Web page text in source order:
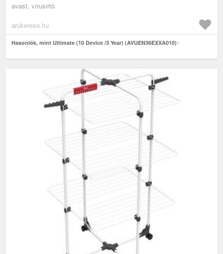
avast, vírusirtó
arukereso.hu
Hasonlók, mint Ultimate (10 Device /3 Year) (AVUEN36EXXA010)